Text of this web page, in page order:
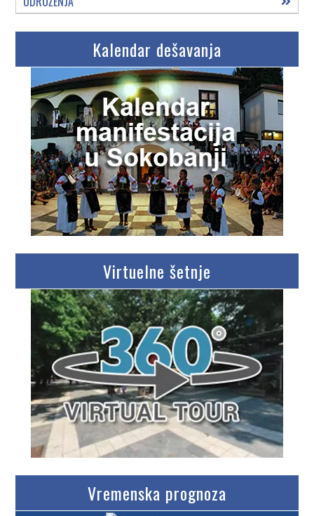
Kalendar dešavanja
Virtuelne šetnje
Vremenska prognoza